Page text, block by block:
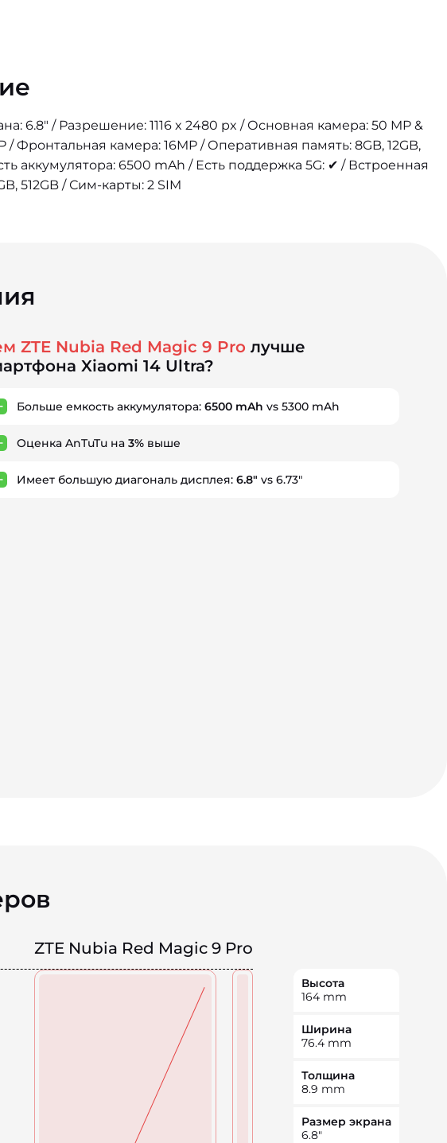
6.8" / Разрешение: 1116 x 2480 px / Основная камера: 50 MP &
/ Фронтальная камера: 16MP / Оперативная память: 8GB, 12GB,
аккумулятора: 6500 mAh / Есть поддержка 5G: ✔ / Встроенная
512GB / Сим-карты: 2 SIM
ZTE Nubia Red Magic 9 Pro лучше
Xiaomi 14 Ultra?
Больше емкость аккумулятора: 6500 mAh vs 5300 mAh
Оценка AnTuTu на 3%выше
Имеет большую диагональ дисплея: 6.8" vs 6.73"
ZTE Nubia Red Magic 9 Pro
Высота
164 mm
Ширина
76.4 mm
Толщина
8.9 mm
Размер экрана
6.8"